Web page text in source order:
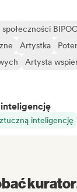
BIPOC
Artystka
Artysta
inteligencję